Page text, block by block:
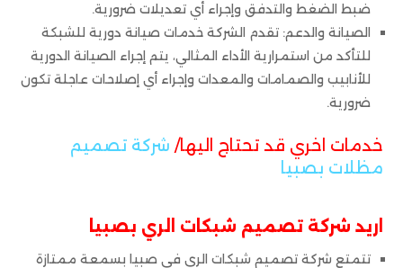
ضبط الضغط والتدفق وإجراء أي تعديلات ضرورية.
الصيانة والدعم: تقدم الشركة خدمات صيانة دورية للشبكة
للتأكد من استمرارية الأداء المثالي، يتم إجراء الصيانة الدورية
للأنابيب والصمامات والمعدات وإجراء أي إصلاحات عاجلة تكون
ضرورية.
خدمات اخري قد تحتاج اليها/ شركة تصميم
مظلات بصبيا
اريد شركة تصميم شبكات الري بصبيا
تتمتع شركة تصميم شبكات الري في صبيا بسمعة ممتازة